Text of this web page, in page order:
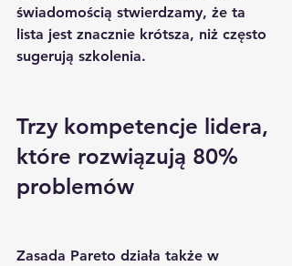
świadomością stwierdzamy, że ta
lista jest znacznie krótsza, niż często
sugerują szkolenia.
Trzy kompetencje lidera,
które rozwiązują 80%
problemów
Zasada Pareto działa także w